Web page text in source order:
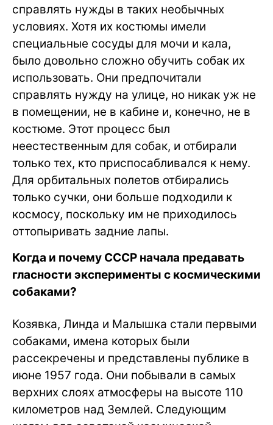
справлять нужды в таких необычных
условиях. Хотя их костюмы имели
специальные сосуды для мочи и кала,
было довольно сложно обучить собак их
использовать. Они предпочитали
справлять нужду на улице, но никак уж не
в помещении, не в кабине и, конечно, не в
костюме. Этот процесс был
неестественным для собак, и отбирали
только тех, кто приспосабливался к нему.
Для орбитальных полетов отбирались
только сучки, они больше подходили к
космосу, поскольку им не приходилось
оттопыривать задние лапы.
Когда и почему СССР начала предавать
гласности эксперименты с космическими
собаками?
Козявка, Линда и Малышка стали первыми
собаками, имена которых были
рассекречены и представлены публике в
июне 1957 года. Они побывали в самых
верхних слоях атмосферы на высоте 110
километров над Землей. Следующим